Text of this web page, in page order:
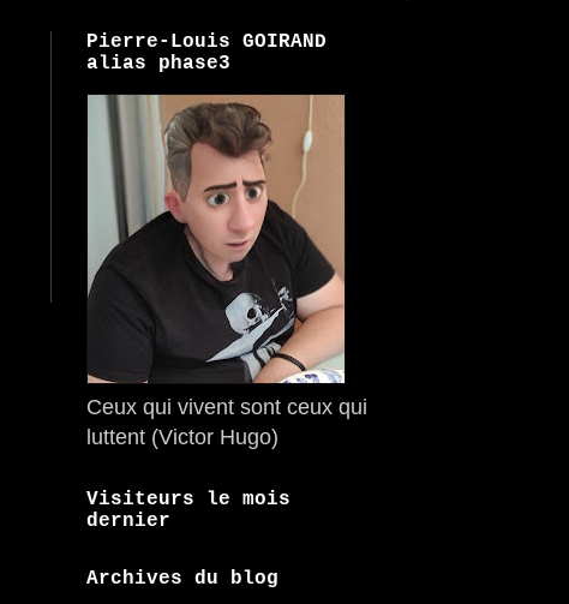
Pierre-Louis GOIRAND
alias phase3
Ceux qui vivent sont ceux qui
luttent (Victor Hugo)
Visiteurs le mois
dernier
Archives du blog